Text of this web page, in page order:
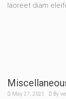
laoreet diam
May 27, 2021 By